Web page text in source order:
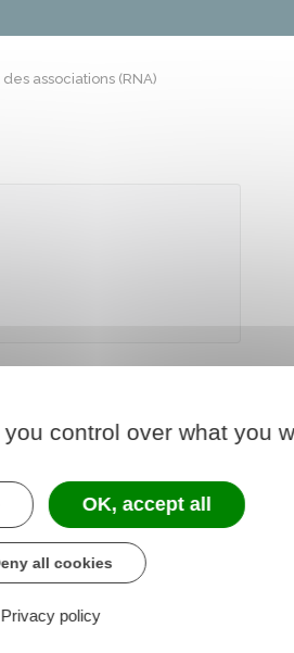
associations (RNA)
control over what you
OK, accept all
all cookies
Privacy policy